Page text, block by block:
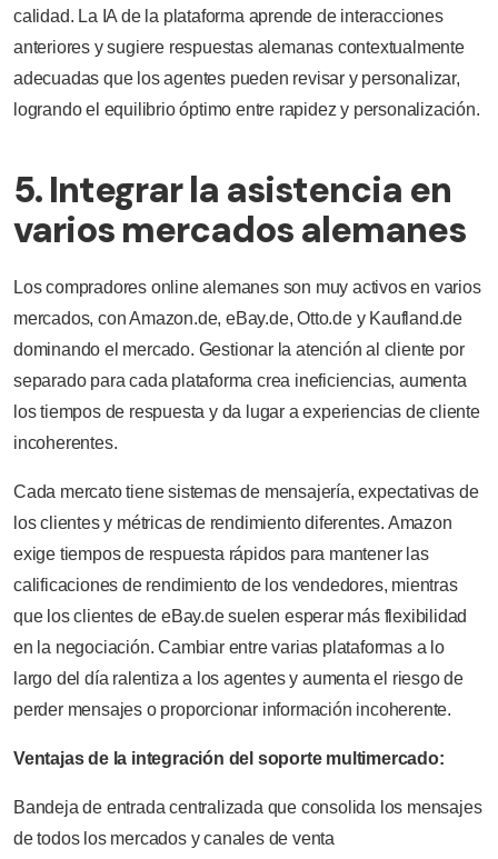
calidad. La IA de la plataforma aprende de interacciones
anteriores y sugiere respuestas alemanas contextualmente
adecuadas que los agentes pueden revisar y personalizar,
logrando el equilibrio óptimo entre rapidez y personalización.
5. Integrar la asistencia en
varios mercados alemanes
Los compradores online alemanes son muy activos en varios
mercados, con Amazon.de, eBay.de, Otto.de y Kaufland.de
dominando el mercado. Gestionar la atención al cliente por
separado para cada plataforma crea ineficiencias, aumenta
los tiempos de respuesta y da lugar a experiencias de cliente
incoherentes.
Cada mercato tiene sistemas de mensajería, expectativas de
los clientes y métricas de rendimiento diferentes. Amazon
exige tiempos de respuesta rápidos para mantener las
calificaciones de rendimiento de los vendedores, mientras
que los clientes de eBay.de suelen esperar más flexibilidad
en la negociación. Cambiar entre varias plataformas a lo
largo del día ralentiza a los agentes y aumenta el riesgo de
perder mensajes o proporcionar información incoherente.
Ventajas de la integración del soporte multimercado:
Bandeja de entrada centralizada que consolida los mensajes
de todos los mercados y canales de venta